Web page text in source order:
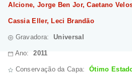
Alcione, Jorge Ben Jor, Caetano
Cassia Eller, Leci Brandão
Gravadora:Universal
Ano:2011
Conservação da Capa:Ótimo